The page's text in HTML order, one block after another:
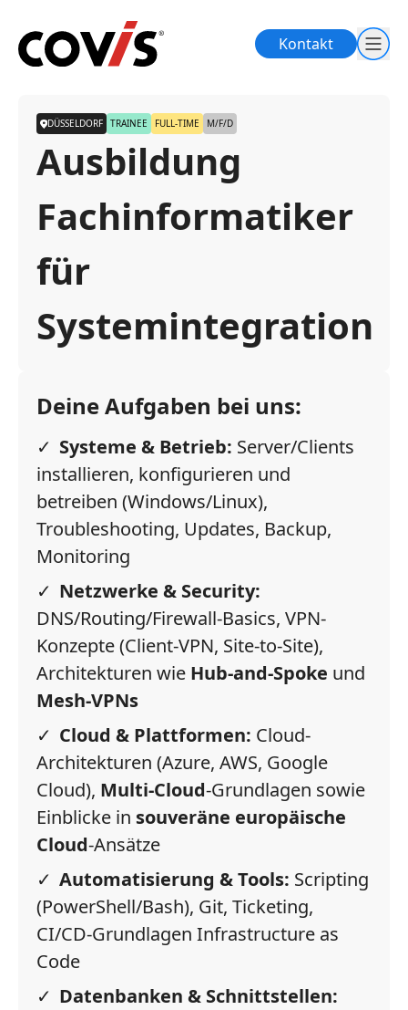
Kontakt
DÜSSELDORF TRAINEE FULL-TIME M/F/D
Ausbildung
Fachinformatiker
für
Systemintegration
Deine Aufgaben bei uns:
Systeme & Betrieb: Server/Clients
installieren, konfigurieren und
betreiben (Windows/Linux),
Troubleshooting, Updates, Backup,
Monitoring
Netzwerke & Security:
DNS/Routing/Firewall-Basics, VPN-
Konzepte (Client-VPN, Site-to-Site),
Architekturen wie Hub-and-Spoke und
Mesh-VPNs
Cloud & Plattformen: Cloud-
Architekturen (Azure, AWS, Google
Cloud), Multi-Cloud-Grundlagen sowie
Einblicke in souveräne europäische
Cloud-Ansätze
Automatisierung & Tools: Scripting
(PowerShell/Bash), Git, Ticketing,
CI/CD-Grundlagen Infrastructure as
Code
Datenbanken & Schnittstellen: